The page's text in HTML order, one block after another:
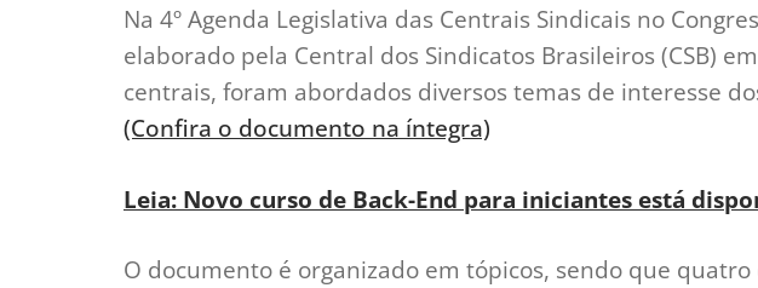
Na 4º Agenda Legislativa das Centrais Sindicais no
elaborado pela Central dos Sindicatos Brasileiros (CSB)
centrais, foram abordados diversos temas de interesse
(Confira o documento na íntegra)
Leia: Novo curso de Back-End para iniciantes está
O documento é organizado em tópicos, sendo que